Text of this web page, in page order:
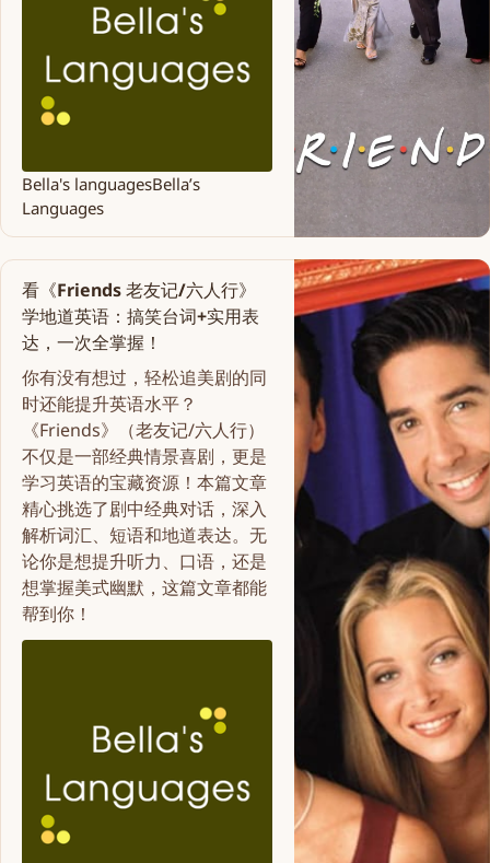
Bella's languagesBella’s
Languages
看《Friends 老友记/六人行》
学地道英语：搞笑台词+实用表
达，一次全掌握！
你有没有想过，轻松追美剧的同
时还能提升英语水平？
《Friends》（老友记/六人行）
不仅是一部经典情景喜剧，更是
学习英语的宝藏资源！本篇文章
精心挑选了剧中经典对话，深入
解析词汇、短语和地道表达。无
论你是想提升听力、口语，还是
想掌握美式幽默，这篇文章都能
帮到你！